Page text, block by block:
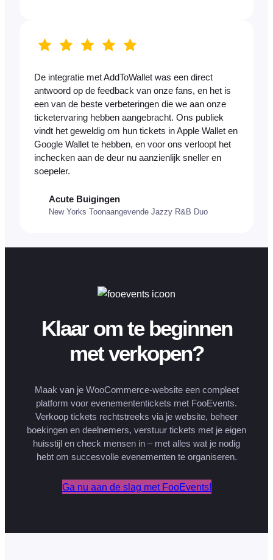
De integratie met AddToWallet was een direct
antwoord op de feedback van onze fans, en het is
een van de beste verbeteringen die we aan onze
ticketervaring hebben aangebracht. Ons publiek
vindt het geweldig om hun tickets in Apple Wallet en
Google Wallet te hebben, en voor ons verloopt het
inchecken aan de deur nu aanzienlijk sneller en
soepeler.
Acute Buigingen
New Yorks Toonaangevende Jazzy R&B Duo
Klaar om te beginnen
met verkopen?
Maak van je WooCommerce-website een compleet
platform voor evenemententickets met FooEvents.
Verkoop tickets rechtstreeks via je website, beheer
boekingen en deelnemers, verstuur tickets met je eigen
huisstijl en check mensen in – met alles wat je nodig
hebt om succesvolle evenementen te organiseren.
Ga nu aan de slag met FooEvents!